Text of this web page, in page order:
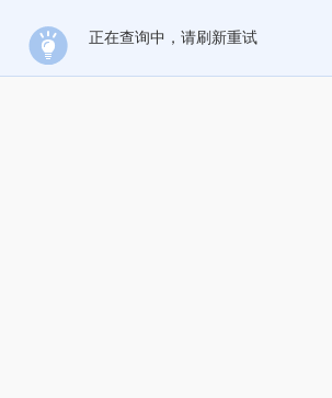
正在查询中，请刷新重试